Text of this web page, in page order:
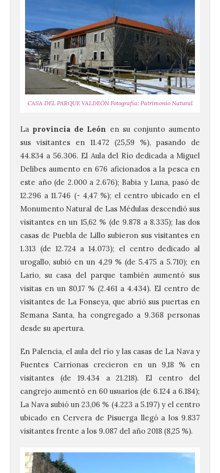
CASA DEL PARQUE VALDEÓN Fotografía: Patrimonio Natural
La provincia de León en su conjunto aumento
sus visitantes en 11.472 (25,59 %), pasando de
44.834 a 56.306. El Aula del Río dedicada a Miguel
Delibes aumento en 676 aficionados a la pesca en
este año (de 2.000 a 2.676); Babia y Luna, pasó de
12.296 a 11.746 (- 4,47 %); el centro ubicado en el
Monumento Natural de Las Médulas descendió sus
visitantes en un 15,62 % (de 9.878 a 8.335); las dos
casas de Puebla de Lillo subieron sus visitantes en
1.313 (de 12.724 a 14.073); el centro dedicado al
urogallo, subió en un 4,29 % (de 5.475 a 5.710); en
Lario, su casa del parque también aumentó sus
visitas en un 80,17 % (2.461 a 4.434). El centro de
visitantes de La Fonseya, que abrió sus puertas en
Semana Santa, ha congregado a 9.368 personas
desde su apertura.
En Palencia, el aula del río y las casas de La Nava y
Fuentes Carrionas crecieron en un 9,18 % en
visitantes (de 19.434 a 21.218). El centro del
cangrejo aumentó en 60 usuarios (de 6.124 a 6.184);
La Nava subió un 23,06 % (4.223 a 5.197) y el centro
ubicado en Cervera de Pisuerga llegó a los 9.837
visitantes frente a los 9.087 del año 2018 (8,25 %).